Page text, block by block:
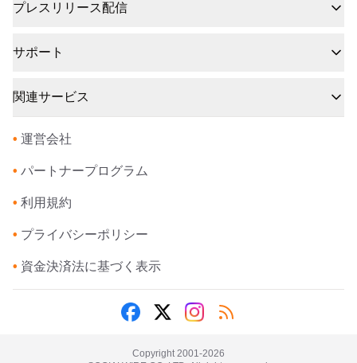
プレスリリース配信
サポート
関連サービス
• 運営会社
• パートナープログラム
• 利用規約
• プライバシーポリシー
• 資金決済法に基づく表示
Copyright 2001-2026